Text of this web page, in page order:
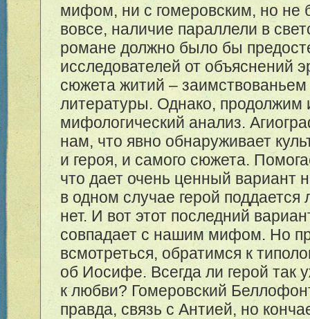
мифом, ни с гомеровским, но не
вовсе, наличие параллели в
романе должно было бы
исследователей от объяснений
сюжета житий – заимствованьем
литературы. Однако, продолжим
мифологический анализ.
нам, что явно обнаруживает
и героя, и самого сюжета.
что дает очень ценный
в одном случае герой поддается
нет. И вот этот последний
совпадает с нашим мифом. Но
всмотреться, обратимся к
об Иосифе. Всегда ли герой так
к любви? Гомеровский
правда, связь с Антией, но